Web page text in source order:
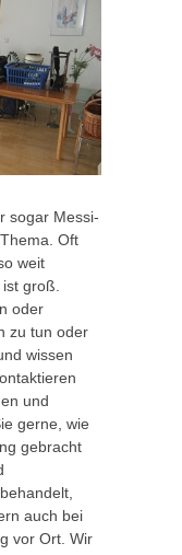
sogar Messi-
Oft
weit
ist groß.
oder
zu tun oder
wissen
und
gerne, wie
gebracht
auch bei
vor Ort. Wir